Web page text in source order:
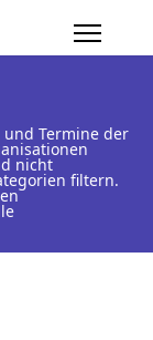
Termine der
nicht
filtern.